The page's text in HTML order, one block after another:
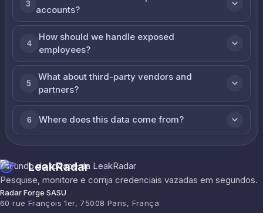
3
accounts?
4
How should we handle exposed
employees?
5
What about third-party vendors and
partners?
6 Where does this data come from?
LeakRadar
Pesquise, monitore e corrija credenciais vazadas em segundos.
Radar Forge SASU
60 rue François 1er, 75008 Paris, França